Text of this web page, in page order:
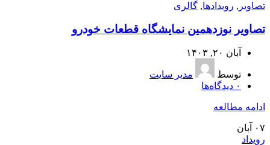
تصاویر , رویدادها, گالری
تصاویر نوزدهمین نمایشگاه قطعات خودرو
آبان ۲۰, ۱۴۰۳
توسط
مدیر سایت
۰ دیدگاه‌ها
ادامه مطالعه
۰۷
آبان
رویداد